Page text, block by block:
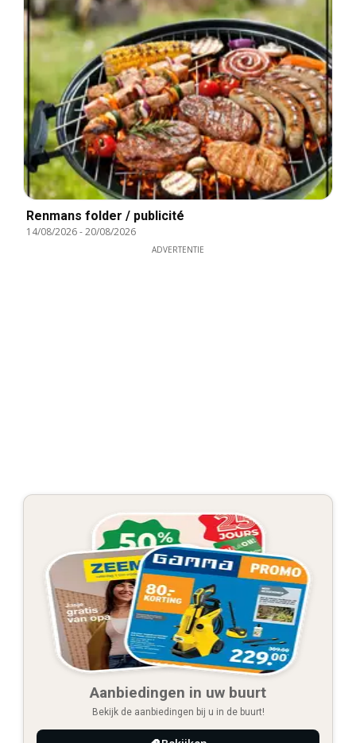
Renmans folder / publicité
14/08/2026-20/08/2026
ADVERTENTIE
Aanbiedingen in uw buurt
Bekijk de aanbiedingen bij u in de buurt!